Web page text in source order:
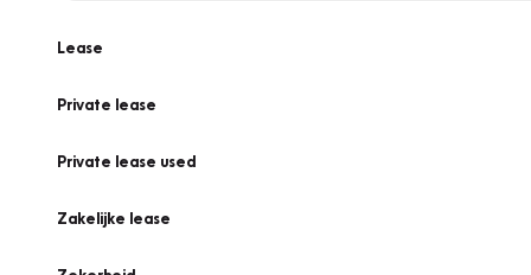
Lease
Private lease
Private lease used
Zakelijke lease